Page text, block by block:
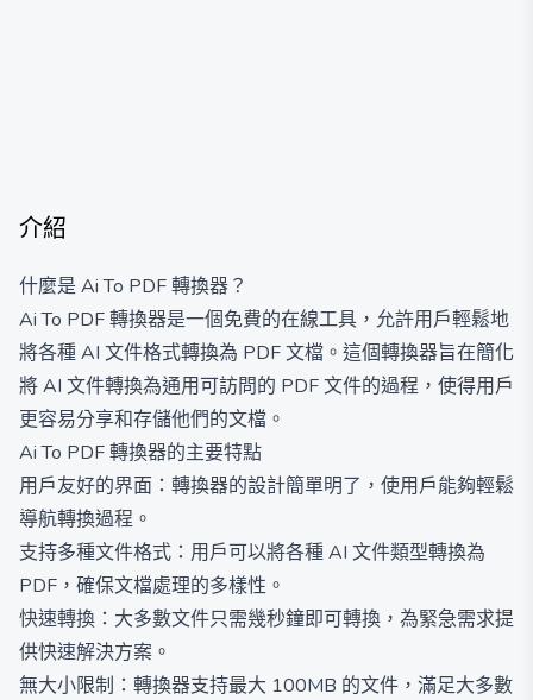
介紹
什麼是 Ai To PDF 轉換器？
Ai To PDF 轉換器是一個免費的在線工具，允許用戶輕鬆地
將各種 AI 文件格式轉換為 PDF 文檔。這個轉換器旨在簡化
將 AI 文件轉換為通用可訪問的 PDF 文件的過程，使得用戶
更容易分享和存儲他們的文檔。
Ai To PDF 轉換器的主要特點
用戶友好的界面：轉換器的設計簡單明了，使用戶能夠輕鬆
導航轉換過程。
支持多種文件格式：用戶可以將各種 AI 文件類型轉換為
PDF，確保文檔處理的多樣性。
快速轉換：大多數文件只需幾秒鐘即可轉換，為緊急需求提
供快速解決方案。
無大小限制：轉換器支持最大 100MB 的文件，滿足大多數